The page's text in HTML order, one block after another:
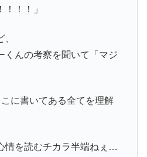
！！！」
くんの考察を聞いて「マジ
に書いてある全てを理解
情を読むチカラ半端ねぇ…